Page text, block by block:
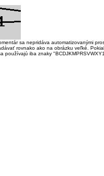
sa nepridáva automatizovanými
rovnako ako na obrázku veľké.
používajú iba znaky